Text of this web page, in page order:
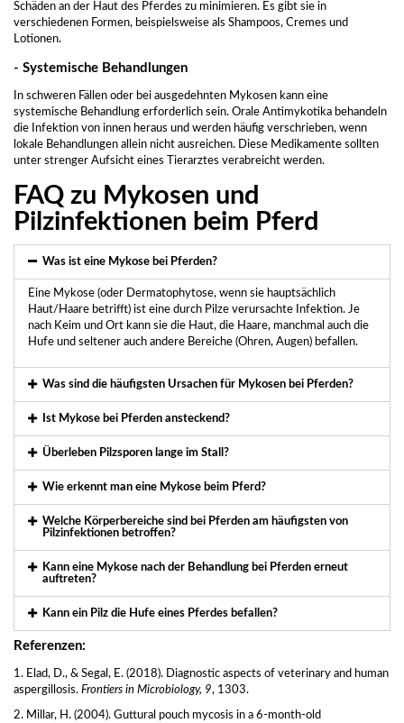
Schäden an der Haut des Pferdes zu minimieren. Es gibt sie in
verschiedenen Formen, beispielsweise als Shampoos, Cremes und
Lotionen.
- Systemische Behandlungen
In schweren Fällen oder bei ausgedehnten Mykosen kann eine
systemische Behandlung erforderlich sein. Orale Antimykotika behandeln
die Infektion von innen heraus und werden häufig verschrieben, wenn
lokale Behandlungen allein nicht ausreichen. Diese Medikamente sollten
unter strenger Aufsicht eines Tierarztes verabreicht werden.
FAQ zu Mykosen und
Pilzinfektionen beim Pferd
Was ist eine Mykose bei Pferden?
Eine Mykose (oder Dermatophytose, wenn sie hauptsächlich
Haut/Haare betrifft) ist eine durch Pilze verursachte Infektion. Je
nach Keim und Ort kann sie die Haut, die Haare, manchmal auch die
Hufe und seltener auch andere Bereiche (Ohren, Augen) befallen.
Was sind die häufigsten Ursachen für Mykosen bei Pferden?
Ist Mykose bei Pferden ansteckend?
Überleben Pilzsporen lange im Stall?
Wie erkennt man eine Mykose beim Pferd?
Welche Körperbereiche sind bei Pferden am häufigsten von
Pilzinfektionen betroffen?
Kann eine Mykose nach der Behandlung bei Pferden erneut
auftreten?
Kann ein Pilz die Hufe eines Pferdes befallen?
Referenzen:
1. Elad, D., & Segal, E. (2018). Diagnostic aspects of veterinary and human
aspergillosis. Frontiers in Microbiology, 9, 1303.
2. Millar, H. (2004). Guttural pouch mycosis in a 6-month-old